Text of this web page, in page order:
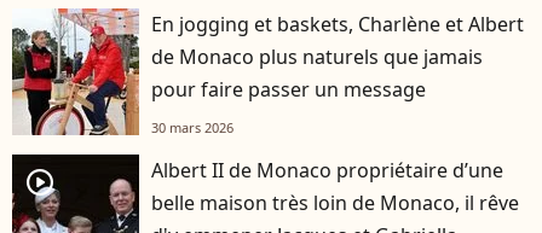
En jogging et baskets, Charlène et Albert
de Monaco plus naturels que jamais
pour faire passer un message
30 mars 2026
player2
Albert II de Monaco propriétaire d’une
belle maison très loin de Monaco, il rêve